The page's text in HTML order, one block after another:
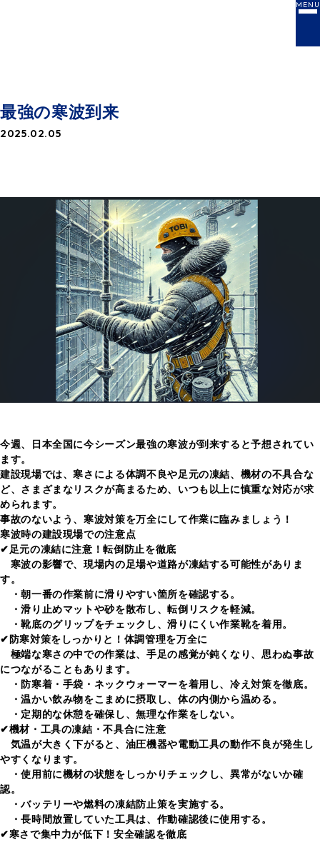
MENU
最強の寒波到来
2025.02.05
今週、日本全国に今シーズン最強の寒波が到来すると予想されてい
ます。
建設現場では、寒さによる体調不良や足元の凍結、機材の不具合な
ど、さまざまなリスクが高まるため、いつも以上に慎重な対応が求
められます。
事故のないよう、寒波対策を万全にして作業に臨みましょう！
寒波時の建設現場での注意点
✔足元の凍結に注意！転倒防止を徹底
寒波の影響で、現場内の足場や道路が凍結する可能性がありま
す。
・朝一番の作業前に滑りやすい箇所を確認する。
・滑り止めマットや砂を散布し、転倒リスクを軽減。
・靴底のグリップをチェックし、滑りにくい作業靴を着用。
✔防寒対策をしっかりと！体調管理を万全に
極端な寒さの中での作業は、手足の感覚が鈍くなり、思わぬ事故
につながることもあります。
・防寒着・手袋・ネックウォーマーを着用し、冷え対策を徹底。
・温かい飲み物をこまめに摂取し、体の内側から温める。
・定期的な休憩を確保し、無理な作業をしない。
✔機材・工具の凍結・不具合に注意
気温が大きく下がると、油圧機器や電動工具の動作不良が発生し
やすくなります。
・使用前に機材の状態をしっかりチェックし、異常がないか確
認。
・バッテリーや燃料の凍結防止策を実施する。
・長時間放置していた工具は、作動確認後に使用する。
✔寒さで集中力が低下！安全確認を徹底